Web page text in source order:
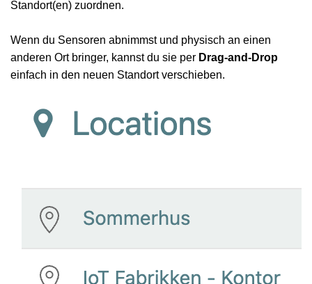
Standort(en) zuordnen.
Wenn du Sensoren abnimmst und physisch an einen
anderen Ort bringer, kannst du sie per Drag-and-Drop
einfach in den neuen Standort verschieben.